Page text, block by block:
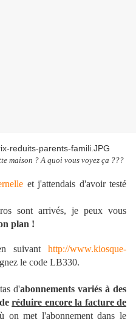
maison ? A quoi vous voyez ça ???
et j'attendais d'avoir testé
sont arrivés, je peux vous
plan !
suivant http://www.kiosque-
le code LB330.
d'abonnements variés à des
réduire encore la facture de
met l'abonnement dans le